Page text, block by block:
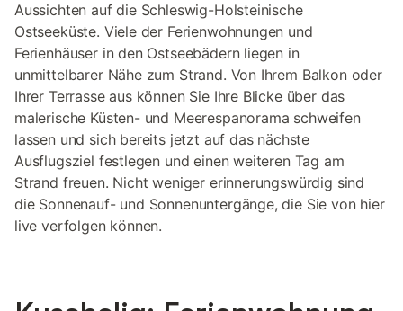
Aussichten auf die Schleswig-Holsteinische
Ostseeküste. Viele der Ferienwohnungen und
Ferienhäuser in den Ostseebädern liegen in
unmittelbarer Nähe zum Strand. Von Ihrem Balkon oder
Ihrer Terrasse aus können Sie Ihre Blicke über das
malerische Küsten- und Meerespanorama schweifen
lassen und sich bereits jetzt auf das nächste
Ausflugsziel festlegen und einen weiteren Tag am
Strand freuen. Nicht weniger erinnerungswürdig sind
die Sonnenauf- und Sonnenuntergänge, die Sie von hier
live verfolgen können.